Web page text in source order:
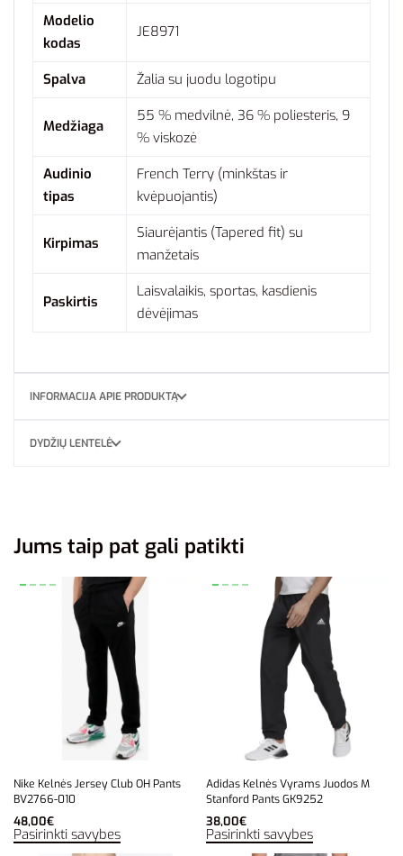
Modelio
kodas
JE8971
Spalva Žalia su juodu logotipu
Medžiaga
55 % medvilnė, 36 % poliesteris, 9
% viskozė
Audinio
tipas
French Terry (minkštas ir
kvėpuojantis)
Kirpimas
Siaurėjantis (Tapered fit) su
manžetais
Paskirtis
Laisvalaikis, sportas, kasdienis
dėvėjimas
INFORMACIJA APIE PRODUKTĄ
DYDŽIŲ LENTELĖ
Jums taip pat gali patikti
Nike Kelnės Jersey Club OH Pants
BV2766-010
48,00€
Pasirinkti savybes
Adidas Kelnės Vyrams Juodos M
Stanford Pants GK9252
38,00€
Pasirinkti savybes